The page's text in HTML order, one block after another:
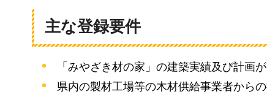
主な登録要件
「みやざき材の家」の建築実績及び計画が
県内の製材工場等の木材供給事業者からの